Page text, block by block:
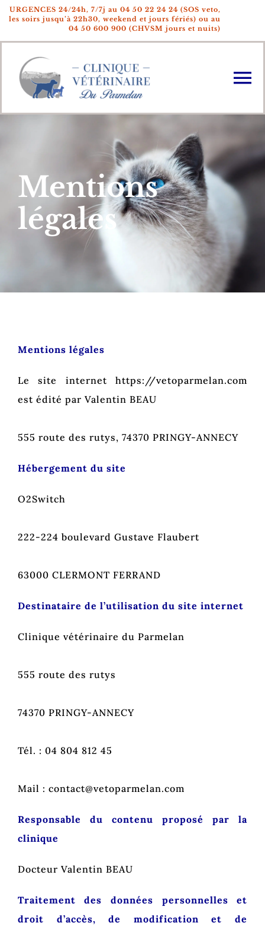
Passer
au
URGENCES 24/24h, 7/7j au 04 50 22 24 24(SOS veto,
les soirs jusqu’à 22h30, weekend et jours fériés) ou au
04 50 600 900 (CHVSM jours et nuits)
La Clinique
L’Equipe
Actualités
Fiches pratiques
Galerie
Mentions
légales
Mentions légales
Le site internet https://vetoparmelan.com
est édité par Valentin BEAU
555 route des rutys, 74370 PRINGY-ANNECY
Hébergement du site
O2Switch
222-224 boulevard Gustave Flaubert
63000 CLERMONT FERRAND
Destinataire de l’utilisation du site internet
Clinique vétérinaire du Parmelan
555 route des rutys
74370 PRINGY-ANNECY
Tél. : 04 804 812 45
Mail : contact@vetoparmelan.com
Responsable du contenu proposé par la
clinique
Docteur Valentin BEAU
Traitement des données personnelles et
droit d’accès, de modification et de